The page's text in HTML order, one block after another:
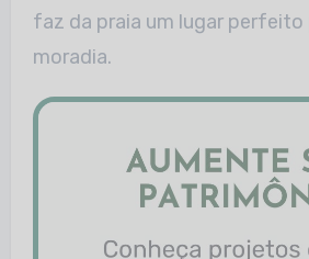
faz da praia um lugar perfeito
moradia.